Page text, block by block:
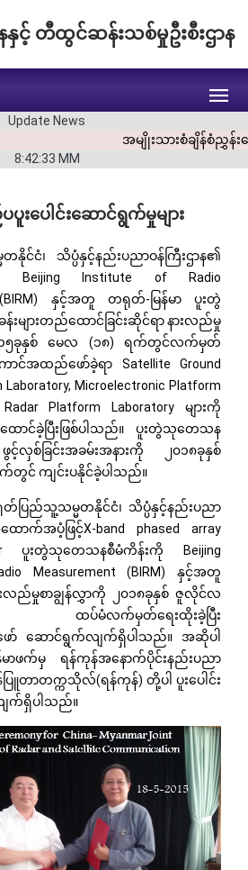
တီထွင်ဆန်းသစ်မှုဦးစီးဌာန
Update News
အမျိုးသားစံချိန်စံညွှန်
8:42:33 MM
ပူးပေါင်းဆောင်ရွက်မှုများ
င်ငံ၊ သိပ္ပံနှင့်နည်းပညာဝန်ကြီးဌာန၏
Beijing Institute of Radio
(BIRM) နှင့်အတူ တရုတ်-မြန်မာ ပူးတွဲ
များတည်ထောင်ခြင်းဆိုင်ရာ နားလည်မှု
၁၅ခုနှစ် မေလ (၁၈) ရက်တွင်လက်မှတ်
ာင်အထည်ဖော်ခဲ့ရာ Satellite Ground
Microelectronic Platform
Platform Laboratory များကို
ောင်ခဲ့ပြီးဖြစ်ပါသည်။ ပူးတွဲသုတေသန
ဖွင့်လှစ်ခြင်းအခမ်းအနားကို ၂၀၁၈ခုနှစ်
တွင် ကျင်းပနိုင်ခဲ့ပါသည်။
မတနိုင်ငံ၊ သိပ္ပံနှင့်နည်းပညာ
ာက်အပံ့ဖြင့်X-band phased array
ပူးတွဲသုတေသနစီမံကိန်းကို Beijing
Measurement (BIRM) နှင့်အတူ
လည်မှုစာချွန်လွှာကို ၂၀၁၈ခုနှစ် ဇူလိုင်လ
ထပ်မံလက်မှတ်ရေးထိုးခဲ့ပြီး
ာ် ဆောင်ရွက်လျက်ရှိပါသည်။ အဆိုပါ
ာဖက်မှ ရန်ကုန်အနောက်ပိုင်းနည်းပညာ
တာတက္ကသိုလ်(ရန်ကုန်) တို့ပါ ပူးပေါင်း
ျက်ရှိပါသည်။